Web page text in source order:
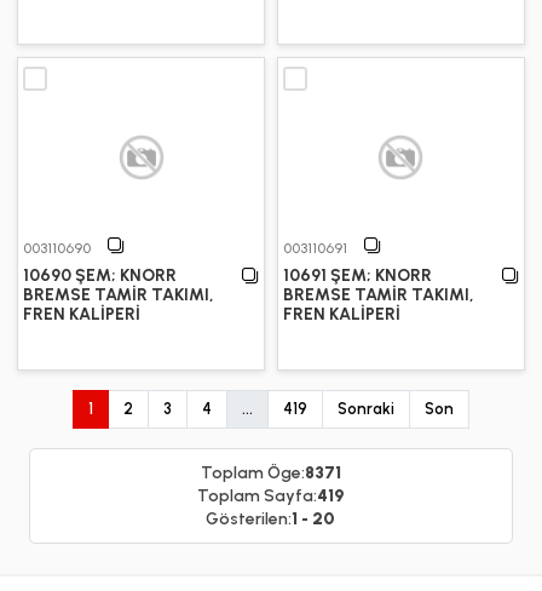
003110690
10690 ŞEM; KNORR
BREMSE TAMİR TAKIMI,
FREN KALİPERİ
003110691
10691 ŞEM; KNORR
BREMSE TAMİR TAKIMI,
FREN KALİPERİ
1 2 3 4 ... 419 Sonraki Son
Toplam Öge:8371
Toplam Sayfa:419
Gösterilen:1 - 20